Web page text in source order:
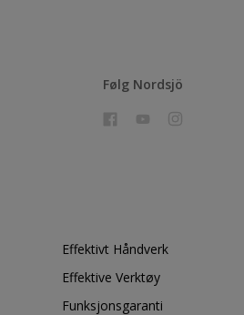
Følg Nordsjö
Effektivt Håndverk
Effektive Verktøy
Funksjonsgaranti